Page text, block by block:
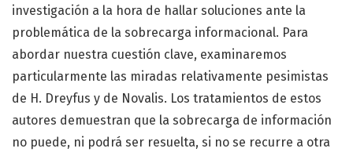
investigación a la hora de hallar soluciones ante la
problemática de la sobrecarga informacional. Para
abordar nuestra cuestión clave, examinaremos
particularmente las miradas relativamente pesimistas
de H. Dreyfus y de Novalis. Los tratamientos de estos
autores demuestran que la sobrecarga de información
no puede, ni podrá ser resuelta, si no se recurre a otra